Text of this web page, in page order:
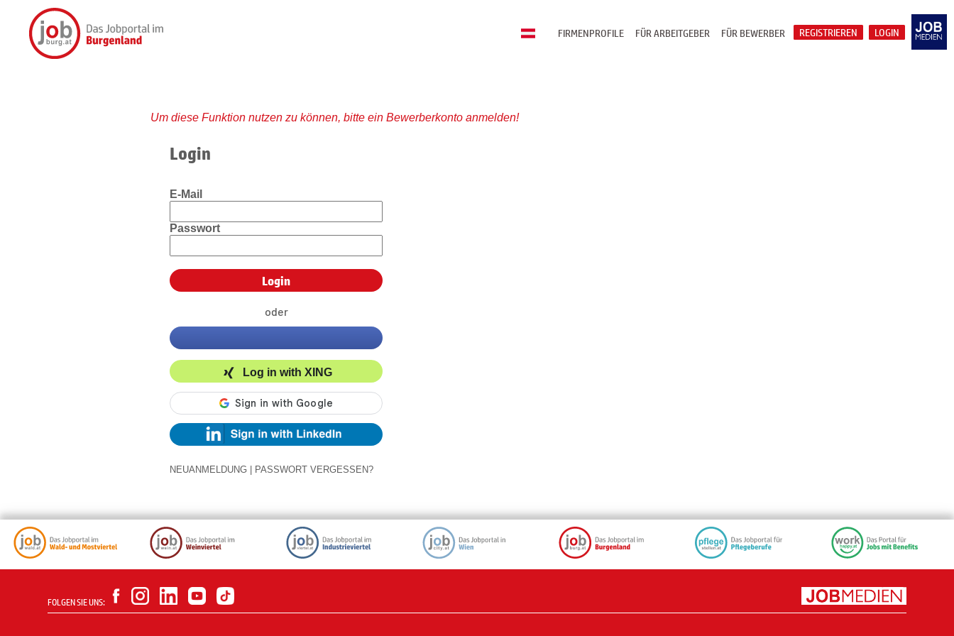
LOGIN
REGISTRIEREN
FÜR BEWERBER
FÜR ARBEITGEBER
FIRMENPROFILE
Um diese Funktion nutzen zu können, bitte ein Bewerberkonto anmelden!
Login
E-Mail
Passwort
oder
Log in with XING
NEUANMELDUNG PASSWORT VERGESSEN?
FOLGEN SIE UNS: